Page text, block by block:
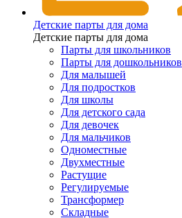
Детские парты для дома
Детские парты для дома
Парты для школьников
Парты для дошкольников
Для малышей
Для подростков
Для школы
Для детского сада
Для девочек
Для мальчиков
Одноместные
Двухместные
Растущие
Регулируемые
Трансформер
Складные